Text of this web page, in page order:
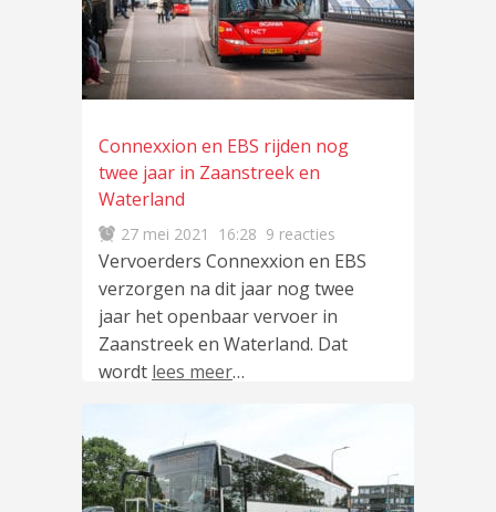
Connexxion en EBS rijden nog
twee jaar in Zaanstreek en
Waterland
27 mei 2021 16:28 9 reacties
Vervoerders Connexxion en EBS
verzorgen na dit jaar nog twee
jaar het openbaar vervoer in
Zaanstreek en Waterland. Dat
wordt lees meer…